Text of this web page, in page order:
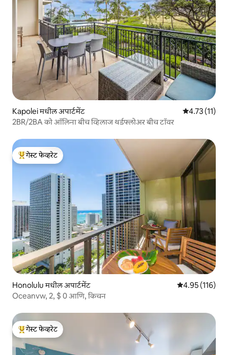
Kapolei मधील अपार्टमेंट 5 पैकी 4.73
4.73 (11)
2BR/2BA को ऑलिना बीच व्हिलाज थर्डफ्लोअर बीच टॉवर
टॉप गेस्ट फेव्हरेट
गेस्ट फेव्हरेट
Honolulu मधील अपार्टमेंट 5 पैकी 4.95
4.95 (116)
Oceanvw, 2, $ 0 आणि, किचन
टॉप गेस्ट फेव्हरेट
गेस्ट फेव्हरेट